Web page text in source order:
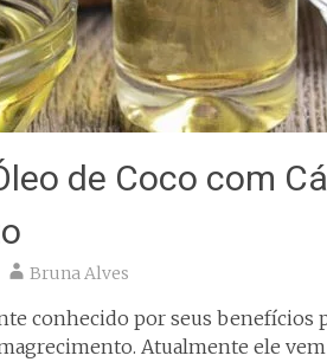
de Coco com
Bruna Alves
conhecido por seus benefícios
Atualmente ele